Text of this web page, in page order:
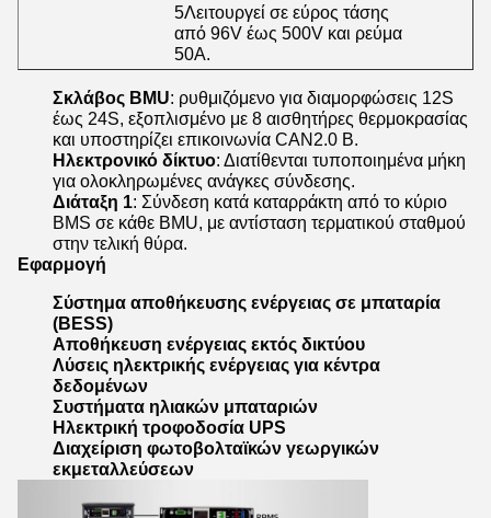
5Λειτουργεί σε εύρος τάσης
από 96V έως 500V και ρεύμα
50A.
Σκλάβος BMU: ρυθμιζόμενο για διαμορφώσεις 12S
έως 24S, εξοπλισμένο με 8 αισθητήρες θερμοκρασίας
και υποστηρίζει επικοινωνία CAN2.0 B.
Ηλεκτρονικό δίκτυο: Διατίθενται τυποποιημένα μήκη
για ολοκληρωμένες ανάγκες σύνδεσης.
Διάταξη 1: Σύνδεση κατά καταρράκτη από το κύριο
BMS σε κάθε BMU, με αντίσταση τερματικού σταθμού
στην τελική θύρα.
Εφαρμογή
Σύστημα αποθήκευσης ενέργειας σε μπαταρία
(BESS)
Αποθήκευση ενέργειας εκτός δικτύου
Λύσεις ηλεκτρικής ενέργειας για κέντρα
δεδομένων
Συστήματα ηλιακών μπαταριών
Ηλεκτρική τροφοδοσία UPS
Διαχείριση φωτοβολταϊκών γεωργικών
εκμεταλλεύσεων